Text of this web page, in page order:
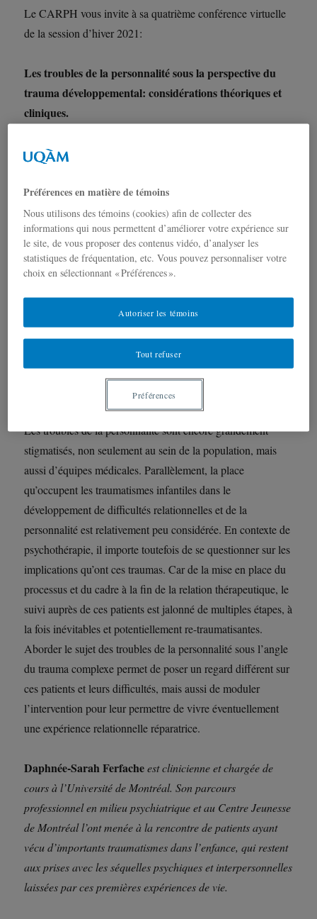
Le CARPH vous invite à sa quatrième conférence virtuelle
de la session d’hiver 2021:
Les troubles de la personnalité sous la perspective du
trauma développemental: considérations théoriques et
cliniques.
Par :Daphnée-Sarah Ferfache
Où ? Par Zoom
Quand ? Vendredi 12 mars de 12h30 à 14h00.
*Gratuit et ouvert à tous *
*La conférence ne sera ni enregistrée ni rediffusée*
Inscription obligatoire ici:
https://uqam.zoom.us/meeting/register/tZ0lcumorzkoGNKN
W-4OIolQVPHA5eC6JgV0
Les troubles de la personnalité sont encore grandement
stigmatisés, non seulement au sein de la population, mais
aussi d’équipes médicales. Parallèlement, la place
qu’occupent les traumatismes infantiles dans le
développement de difficultés relationnelles et de la
personnalité est relativement peu considérée. En contexte de
psychothérapie, il importe toutefois de se questionner sur les
implications qu’ont ces traumas. Car de la mise en place du
processus et du cadre à la fin de la relation thérapeutique, le
suivi auprès de ces patients est jalonné de multiples étapes, à
la fois inévitables et potentiellement re-traumatisantes.
Aborder le sujet des troubles de la personnalité sous l’angle
du trauma complexe permet de poser un regard différent sur
ces patients et leurs difficultés, mais aussi de moduler
l’intervention pour leur permettre de vivre éventuellement
une expérience relationnelle réparatrice.
Daphnée-Sarah Ferfache est clinicienne et chargée de
cours à l’Université de Montréal. Son parcours
professionnel en milieu psychiatrique et au Centre Jeunesse
de Montréal l’ont menée à la rencontre de patients ayant
vécu d’importants traumatismes dans l’enfance, qui restent
aux prises avec les séquelles psychiques et interpersonnelles
laissées par ces premières expériences de vie.
Préférences en matière de témoins
Nous utilisons des témoins (cookies) afin de collecter des
informations qui nous permettent d’améliorer votre expérience sur
le site, de vous proposer des contenus vidéo, d’analyser les
statistiques de fréquentation, etc. Vous pouvez personnaliser votre
choix en sélectionnant « Préférences ».
Tout refuser
Autoriser les témoins
Préférences